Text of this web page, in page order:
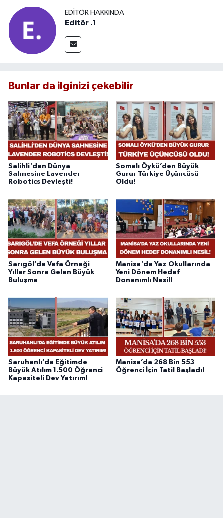
EDITÖR HAKKINDA
Editör .1
Bunlar da ilginizi çekebilir
Salihli'den Dünya
Sahnesine Lavender
Robotics Devleşti!
Somalı Öykü’den Büyük
Gurur Türkiye Üçüncüsü
Oldu!
Sarıgöl’de Vefa Örneği
Yıllar Sonra Gelen Büyük
Buluşma
Manisa'da Yaz Okullarında
Yeni Dönem Hedef
Donanımlı Nesil!
Saruhanlı’da Eğitimde
Büyük Atılım 1.500 Öğrenci
Kapasiteli Dev Yatırım!
Manisa’da 268 Bin 553
Öğrenci İçin Tatil Başladı!